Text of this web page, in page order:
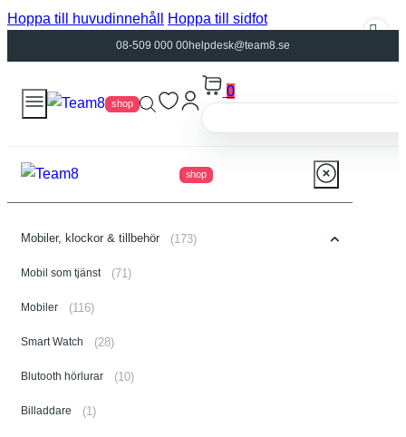
Hoppa till huvudinnehåll Hoppa till sidfot
08-509 000 00helpdesk@team8.se
shop
0
shop
Mobiler, klockor & tillbehör (173)
Mobil som tjänst (71)
Mobiler (116)
Smart Watch (28)
Blutooth hörlurar (10)
Billaddare (1)